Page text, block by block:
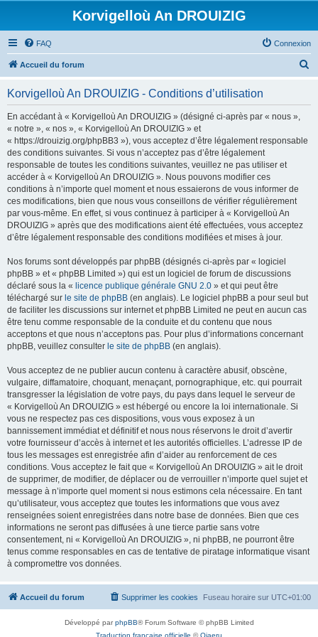
Korvigelloù An DROUIZIG
FAQ Connexion
Accueil du forum
Korvigelloù An DROUIZIG - Conditions d’utilisation
En accédant à « Korvigelloù An DROUIZIG » (désigné ci-après par « nous »,
« notre », « nos », « Korvigelloù An DROUIZIG » et
« https://drouizig.org/phpBB3 »), vous acceptez d’être légalement responsable
des conditions suivantes. Si vous n’acceptez pas d’être légalement
responsable de toutes les conditions suivantes, veuillez ne pas utiliser et
accéder à « Korvigelloù An DROUIZIG ». Nous pouvons modifier ces
conditions à n’importe quel moment et nous essaierons de vous informer de
ces modifications, bien que nous vous conseillons de vérifier régulièrement
par vous-même. En effet, si vous continuez à participer à « Korvigelloù An
DROUIZIG » après que des modifications aient été effectuées, vous acceptez
d’être légalement responsable des conditions modifiées et mises à jour.
Nos forums sont développés par phpBB (désignés ci-après par « logiciel
phpBB » et « phpBB Limited ») qui est un logiciel de forum de discussions
déclaré sous la « licence publique générale GNU 2.0 » et qui peut être
téléchargé sur le site de phpBB (en anglais). Le logiciel phpBB a pour seul but
de faciliter les discussions sur internet et phpBB Limited ne peut en aucun cas
être tenu comme responsable de la conduite et du contenu que nous
acceptons et que nous n’acceptons pas. Pour plus d’informations concernant
phpBB, veuillez consulter le site de phpBB (en anglais).
Vous acceptez de ne publier aucun contenu à caractère abusif, obscène,
vulgaire, diffamatoire, choquant, menaçant, pornographique, etc. qui pourrait
transgresser la législation de votre pays, du pays dans lequel le serveur de
« Korvigelloù An DROUIZIG » est hébergé ou encore la loi internationale. Si
vous ne respectez pas ces dispositions, vous vous exposez à un
bannissement immédiat et définitif et nous nous réservons le droit d’avertir
votre fournisseur d’accès à internet et les autorités officielles. L’adresse IP de
tous les messages est enregistrée afin d’aider au renforcement de ces
conditions. Vous acceptez le fait que « Korvigelloù An DROUIZIG » ait le droit
de supprimer, de modifier, de déplacer ou de verrouiller n’importe quel sujet et
message à n’importe quel moment si nous estimons cela nécessaire. En tant
qu’utilisateur, vous acceptez que toutes les informations que vous avez
renseignées soient enregistrées dans notre base de données. Bien que ces
informations ne seront pas diffusées à une tierce partie sans votre
consentement, ni « Korvigelloù An DROUIZIG », ni phpBB, ne pourront être
tenus comme responsables en cas de tentative de piratage informatique visant
à compromettre vos données.
Accueil du forum Fuseau horaire sur UTC+01:00
Supprimer les cookies
Développé parphpBB® Forum Software © phpBB Limited
Traduction française officielle ©Qiaeru